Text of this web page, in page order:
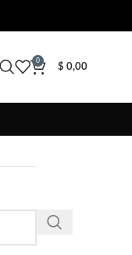
0
$ 0,00